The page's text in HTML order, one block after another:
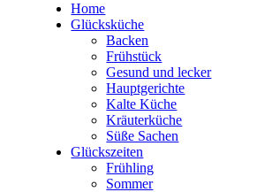
Home
Glücksküche
Backen
Frühstück
Gesund und lecker
Hauptgerichte
Kalte Küche
Kräuterküche
Süße Sachen
Glückszeiten
Frühling
Sommer